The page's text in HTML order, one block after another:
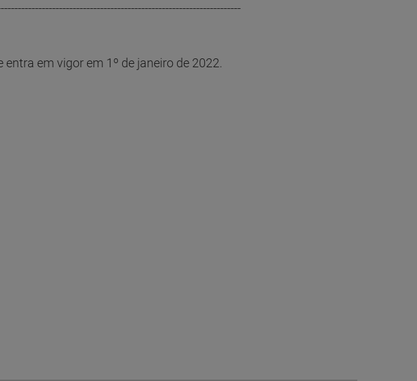
em vigor em 1º de janeiro de 2022.